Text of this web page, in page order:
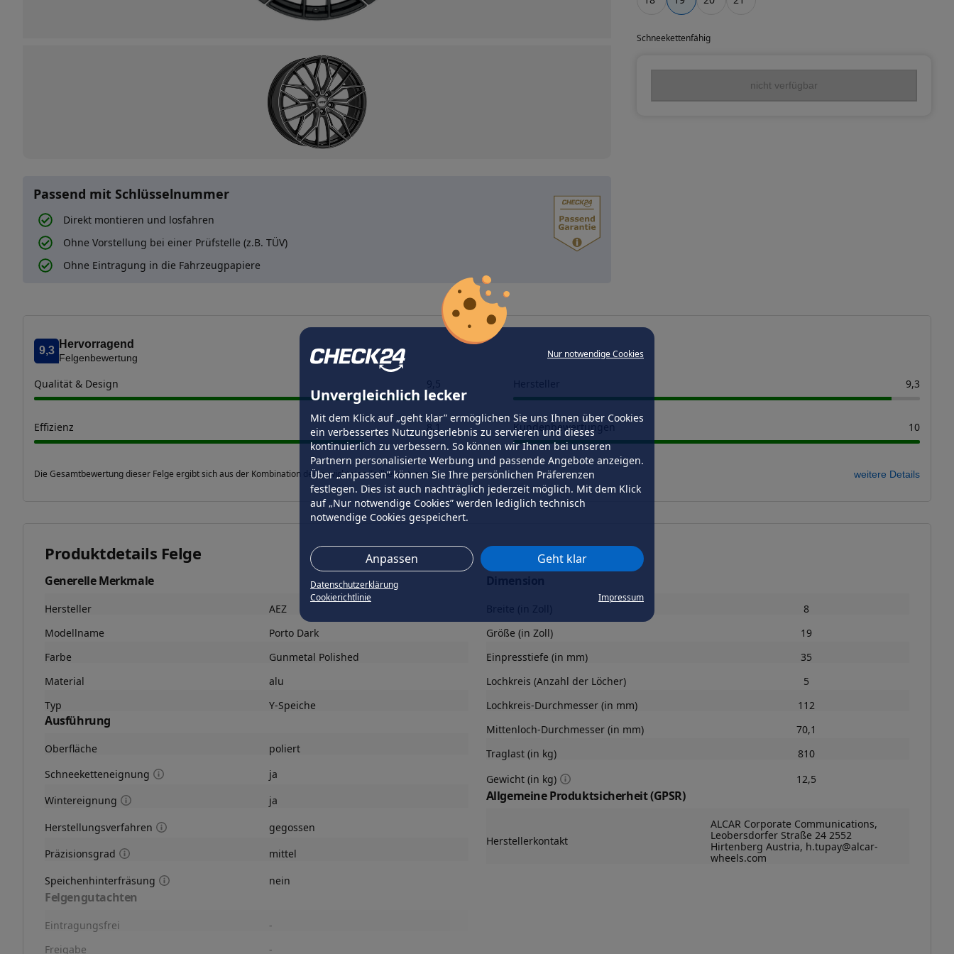
Nur notwendige Cookies
Unvergleichlich lecker
Mit dem Klick auf „geht klar” ermöglichen Sie uns Ihnen über Cookies
ein verbessertes Nutzungserlebnis zu servieren und dieses
kontinuierlich zu verbessern. So können wir Ihnen bei unseren
Partnern personalisierte Werbung und passende Angebote anzeigen.
Über „anpassen” können Sie Ihre persönlichen Präferenzen
festlegen. Dies ist auch nachträglich jederzeit möglich. Mit dem Klick
auf „Nur notwendige Cookies” werden lediglich technisch
notwendige Cookies gespeichert.
Anpassen Geht klar
Datenschutzerklärung
Cookierichtlinie
Impressum
Passend mit Schlüsselnummer
Direkt montieren und losfahren
Ohne Vorstellung bei einer Prüfstelle (z.B. TÜV)
Ohne Eintragung in die Fahrzeugpapiere
Schneekettenfähig
nicht verfügbar
9,3
Hervorragend
Felgenbewertung
Qualität & Design 9,3
Effizienz 8,1 Kundenbewertungen 10
Die Gesamtbewertung dieser Felge ergibt sich aus der Kombination der gewichteten Teilbewertungen. weitere Details
Produktdetails Felge
Generelle Merkmale
Hersteller
AEZ
Modellname
Porto Dark
Farbe
Gunmetal Polished
Material
alu
Typ
Y-Speiche
Ausführung
Oberfläche
poliert
Schneeketteneignung
ja
Wintereignung
ja
Herstellungsverfahren
gegossen
Präzisionsgrad
mittel
Speichenhinterfräsung
nein
Felgengutachten
Eintragungsfrei
-
Freigabe
-
8
Größe (in Zoll)
19
Einpresstiefe (in mm)
35
Lochkreis (Anzahl der Löcher)
5
Lochkreis-Durchmesser (in mm)
112
Mittenloch-Durchmesser (in mm)
70,1
Traglast (in kg)
810
Gewicht (in kg)
12,5
Allgemeine Produktsicherheit (GPSR)
Herstellerkontakt
ALCAR Corporate Communications,
Leobersdorfer Straße 24 2552
Hirtenberg Austria, h.tupay@alcar-
wheels.com